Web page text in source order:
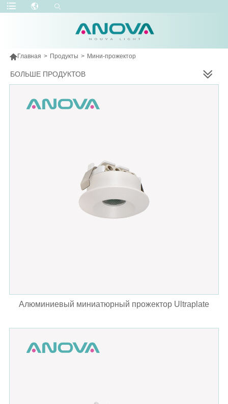
Главная > Продукты > Мини-прожектор
БОЛЬШЕ ПРОДУКТОВ
Алюминиевый миниатюрный прожектор Ultraplate